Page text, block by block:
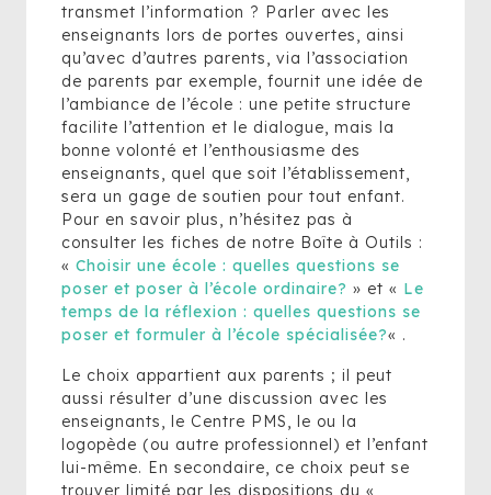
transmet l’information ? Parler avec les
enseignants lors de portes ouvertes, ainsi
qu’avec d’autres parents, via l’association
de parents par exemple, fournit une idée de
l’ambiance de l’école : une petite structure
facilite l’attention et le dialogue, mais la
bonne volonté et l’enthousiasme des
enseignants, quel que soit l’établissement,
sera un gage de soutien pour tout enfant.
Pour en savoir plus, n’hésitez pas à
consulter les fiches de notre Boîte à Outils :
« Choisir une école : quelles questions se
poser et poser à l’école ordinaire? » et « Le
temps de la réflexion : quelles questions se
poser et formuler à l’école spécialisée?« .
Le choix appartient aux parents ; il peut
aussi résulter d’une discussion avec les
enseignants, le Centre PMS, le ou la
logopède (ou autre professionnel) et l’enfant
lui-même. En secondaire, ce choix peut se
trouver limité par les dispositions du «